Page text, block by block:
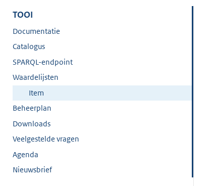
TOOI
Documentatie
Catalogus
SPARQL-endpoint
Waardelijsten
Item
Beheerplan
Downloads
Veelgestelde vragen
Agenda
Nieuwsbrief